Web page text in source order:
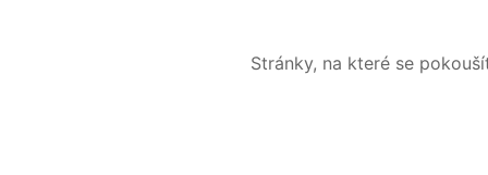
Stránky, na které se